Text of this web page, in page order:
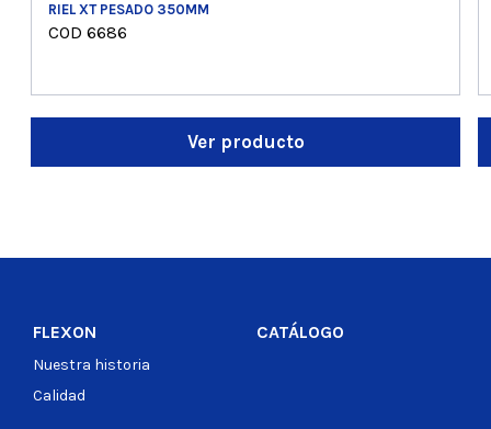
RIEL XT PESADO 350MM
COD 6686
Ver producto
FLEXON
Nuestra historia
Calidad
CATÁLOGO